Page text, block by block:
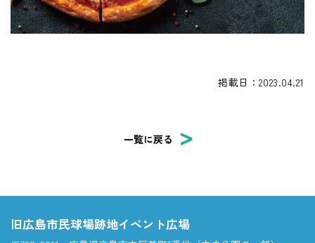
掲載日：2023.04.21
一覧に戻る
旧広島市民球場跡地イベント広場